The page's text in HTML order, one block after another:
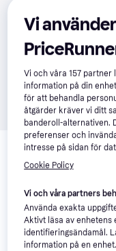
Recensioner
Vi
Vi och våra157 partner
information på din
för att behandla
åtgärder kräver vi ditt
banderoll-alternativen.
preferenser och
intresse på sidan för
Cookie Policy
Vi och våra partners
Använda exakta
Aktivt läsa av enhetens
identifieringsändamål.
information på en